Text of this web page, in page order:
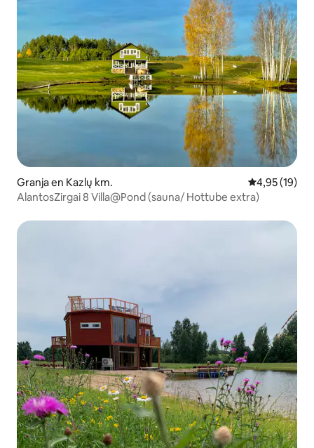
Granja en Kazlų km. Calificación
4,95 (19)
AlantosZirgai 8 Villa@Pond (sauna/ Hottube extra)